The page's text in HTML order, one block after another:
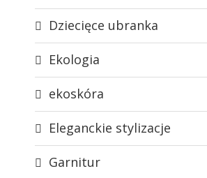
Dziecięce ubranka
Ekologia
ekoskóra
Eleganckie stylizacje
Garnitur